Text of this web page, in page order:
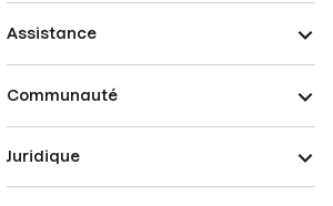
Assistance
Communauté
Juridique